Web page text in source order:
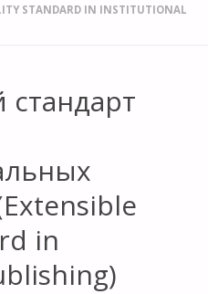
STANDARD IN INSTITUTIONAL
in